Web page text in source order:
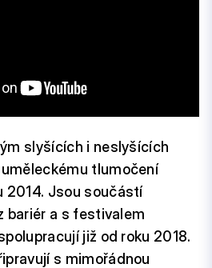
slyšících i neslyšících
tlumočení
2014. Jsou součástí
bariér a s festivalem
již od roku 2018.
s mimořádnou